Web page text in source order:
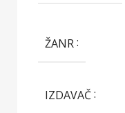
ŽANR
IZDAVAČ